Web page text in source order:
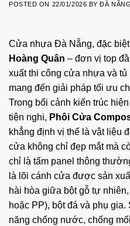
POSTED ON 22/01/2026 BYĐÀ
Cửa nhựa Đà Nẵng, đặc
Hoàng Quân – đơn vị top
xuất thi công cửa nhựa và
mang đến giải pháp tối ưu
Trong bối cảnh kiến trúc
tiện nghi, Phôi Cửa
khẳng định vị thế là vật liệu
cửa không chỉ đẹp mắt mà
chỉ là tấm panel thông
là lõi cánh cửa được sản
hài hòa giữa bột gỗ tự
hoặc PP), bột đá và phụ
năng chống nước, chống